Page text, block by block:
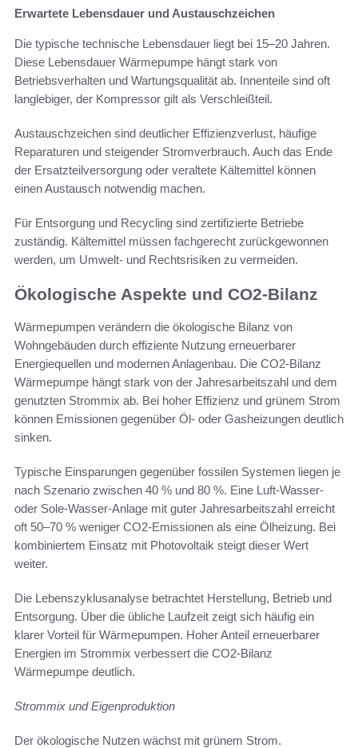
Erwartete Lebensdauer und Austauschzeichen
Die typische technische Lebensdauer liegt bei 15–20 Jahren.
Diese Lebensdauer Wärmepumpe hängt stark von
Betriebsverhalten und Wartungsqualität ab. Innenteile sind oft
langlebiger, der Kompressor gilt als Verschleißteil.
Austauschzeichen sind deutlicher Effizienzverlust, häufige
Reparaturen und steigender Stromverbrauch. Auch das Ende
der Ersatzteilversorgung oder veraltete Kältemittel können
einen Austausch notwendig machen.
Für Entsorgung und Recycling sind zertifizierte Betriebe
zuständig. Kältemittel müssen fachgerecht zurückgewonnen
werden, um Umwelt- und Rechtsrisiken zu vermeiden.
Ökologische Aspekte und CO2-Bilanz
Wärmepumpen verändern die ökologische Bilanz von
Wohngebäuden durch effiziente Nutzung erneuerbarer
Energiequellen und modernen Anlagenbau. Die CO2-Bilanz
Wärmepumpe hängt stark von der Jahresarbeitszahl und dem
genutzten Strommix ab. Bei hoher Effizienz und grünem Strom
können Emissionen gegenüber Öl- oder Gasheizungen deutlich
sinken.
Typische Einsparungen gegenüber fossilen Systemen liegen je
nach Szenario zwischen 40 % und 80 %. Eine Luft-Wasser-
oder Sole-Wasser-Anlage mit guter Jahresarbeitszahl erreicht
oft 50–70 % weniger CO2-Emissionen als eine Ölheizung. Bei
kombiniertem Einsatz mit Photovoltaik steigt dieser Wert
weiter.
Die Lebenszyklusanalyse betrachtet Herstellung, Betrieb und
Entsorgung. Über die übliche Laufzeit zeigt sich häufig ein
klarer Vorteil für Wärmepumpen. Hoher Anteil erneuerbarer
Energien im Strommix verbessert die CO2-Bilanz
Wärmepumpe deutlich.
Strommix und Eigenproduktion
Der ökologische Nutzen wächst mit grünem Strom.